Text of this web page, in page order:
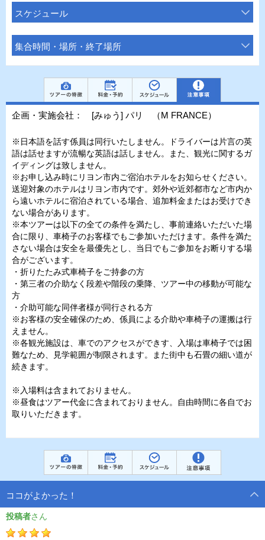
スケジュール
集合時間・場所・終了場所
企画・実施会社： [みゅう] パリ （M FRANCE）
※日本語を話す係員は同行いたしません。ドライバーは片言の英
語は話せますが流暢な英語は話しません。また、観光に関するガ
イディングは致しません。
※お申し込み時にリヨン市内ご宿泊ホテルをお知らせください。
送迎対象のホテルはリヨン市内です。郊外や近郊都市など市内か
ら遠いホテルに宿泊されている場合、追加料金またはお受けでき
ない場合があります。
※本ツアーは以下の全ての条件を満たし、事前連絡いただいた場
合に限り、車椅子のお客様でもご参加いただけます。条件を満た
さない場合は安全を最優先とし、当日でもご参加をお断りする場
合がございます。
・折りたたみ式車椅子をご持参の方
・第三者の介助なく段差や階段の乗降、ツアー中の移動が可能な
方
・介助可能な同伴者様が同行される方
※お客様の安全確保のため、係員による介助や車椅子の運搬は行
えません。
※各観光施設は、車でのアクセスができす、入場は車椅子では困
難なため、見学範囲が制限されます。また街中も石畳の細い道が
続きます。
※入場料は含まれておりません。
※昼食はツアー代金に含まれておりません。自由時間に各自でお
取りいただきます。
ココがよかった！
投稿者